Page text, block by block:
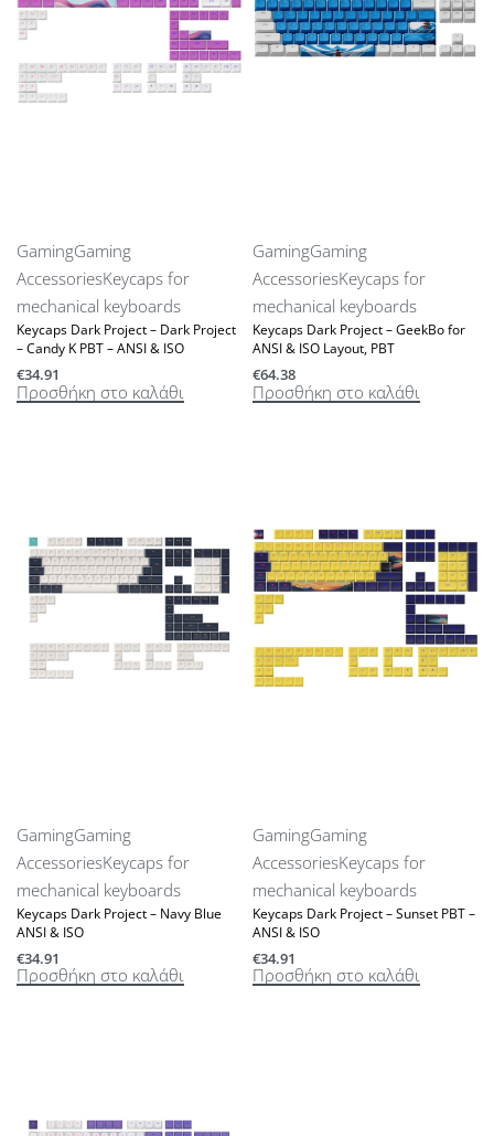
GamingGaming
AccessoriesKeycaps for
mechanical keyboards
Keycaps Dark Project – Dark Project
– Candy K PBT – ANSI & ISO
€34.91
Προσθήκη στο καλάθι
GamingGaming
AccessoriesKeycaps for
mechanical keyboards
Keycaps Dark Project – GeekBo for
ANSI & ISO Layout, PBT
€64.38
Προσθήκη στο καλάθι
GamingGaming
AccessoriesKeycaps for
mechanical keyboards
Keycaps Dark Project – Navy Blue
ANSI & ISO
€34.91
Προσθήκη στο καλάθι
GamingGaming
AccessoriesKeycaps for
mechanical keyboards
Keycaps Dark Project – Sunset PBT –
ANSI & ISO
€34.91
Προσθήκη στο καλάθι